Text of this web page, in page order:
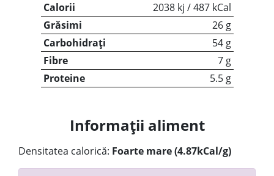
Calorii
2038 kj / 487 kCal
Grăsimi
26 g
Carbohidrați
54 g
Fibre
7 g
Proteine
5.5 g
Informații aliment
Densitatea calorică: Foarte mare (4.87kCal/g)